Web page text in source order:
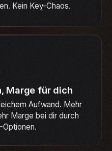
Kein Key-Chaos.
Marge für dich
Aufwand. Mehr
Marge bei dir durch
Optionen.